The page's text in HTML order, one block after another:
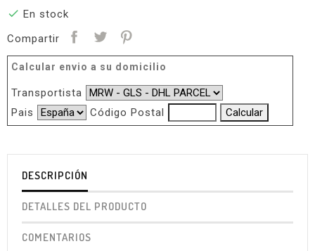
 En stock
Compartir
Calcular envio a su domicilio
Transportista
Pais
Código Postal
DESCRIPCIÓN
DETALLES DEL PRODUCTO
COMENTARIOS